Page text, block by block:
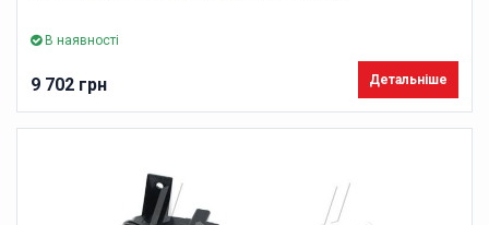
В наявності
9 702 грн Детальніше